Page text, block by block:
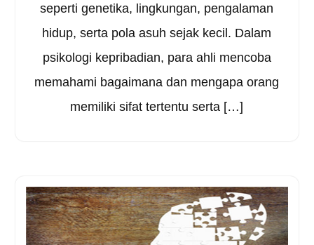
seperti genetika, lingkungan, pengalaman
hidup, serta pola asuh sejak kecil. Dalam
psikologi kepribadian, para ahli mencoba
memahami bagaimana dan mengapa orang
memiliki sifat tertentu serta […]